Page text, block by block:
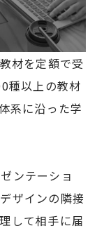
材を定額で受
種以上の教材
系に沿った学
ンテーショ
ザインの隣接
して相手に届